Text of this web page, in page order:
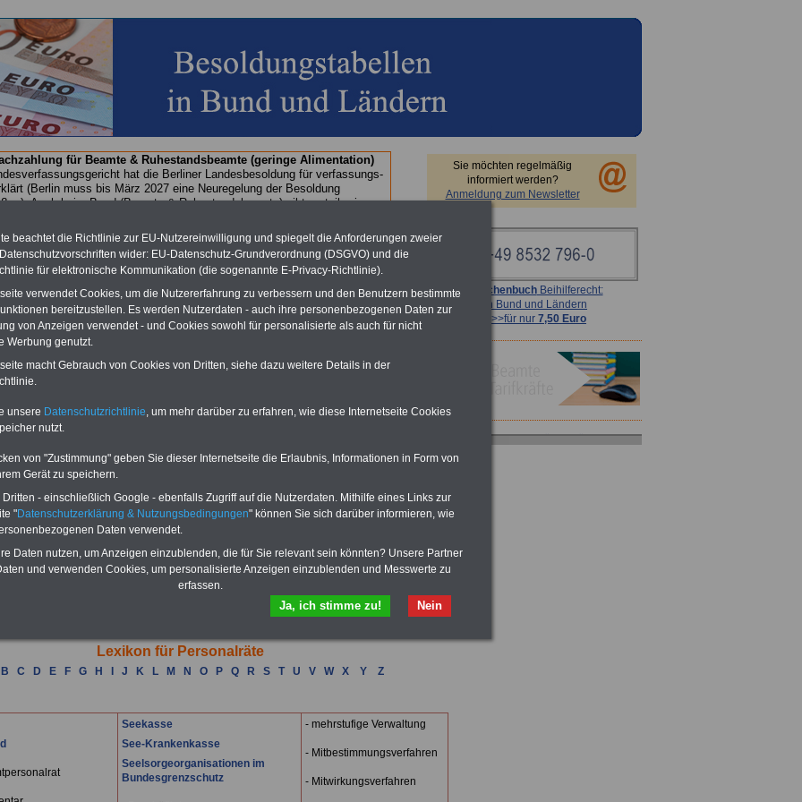
für Beamte & Ruhestandsbeamte (geringe Alimentation)
hat die Berliner Landesbesoldung für verfassungs-
(Berlin muss bis März 2027 eine Neuregelung der Besoldung
Auch beim Bund (Beamte & Ruhestandsbeamte) gibt es teilweise
mind. 3.000 und 13.000 Euro, Der INFO-SERVICE gibt hierzu eine
heraus, die unmittelbar nach dem Beschluss des Gesetzentwurfs der
vorgelegt wird (wahrscheinlich im Quartal.2026 >>>
zur
der Broschüre.
Personalräte - Buchstabe S
mit Textlink:Diesen Platz können Sie mieten! Schon für 250 Euro
einen Textlink mit 150 Zeichen oder einen Banner für drei Monate
dasFormular ausfüllenoder eineE-Mail schreiben
in Personalvertretungen erwartet man in besonderer Weise, dass sie
Auskünfte erteilen. Hierzu ist es für jeden Personalrat unabdingbar notwendig,
und gut informiert zu sein.
Bücher zu folgenden Themengruppen:
für das Arbeits- und Betriebsverfassungsrecht
>>>weiter
>>>weiter
Lexikon für Personalräte
B C D E F G H J K L M N O P Q R S T U V W X Y Z
Seekasse
See-Krankenkasse
Seelsorgeorganisationen im
Bundesgrenzschutz
- mehrstufige Verwaltung
- Mitbestimmungsverfahren
- Mitwirkungsverfahren
Sie möchten regelmäßig
informiert werden?
Anmeldung zum Newsletter
TaschenbuchBeihilferecht:
in Bund und Ländern
>>>für nur 7,50 Euro
Tarifrecht für den öffentlichen
beachtet die Richtlinie zur EU-Nutzereinwilligung und spiegelt die Anforderungen zweier
wider: EU-Datenschutz-Grundverordnung (DSGVO) und die
für elektronische Kommunikation (die sogenannte E-Privacy-Richtlinie).
verwendet Cookies, um die Nutzererfahrung zu verbessern und den Benutzern bestimmte
bereitzustellen. Es werden Nutzerdaten - auch ihre personenbezogenen Daten zur
von Anzeigen verwendet - und Cookies sowohl für personalisierte als auch für nicht
Werbung genutzt.
macht Gebrauch von Cookies von Dritten, siehe dazu weitere Details in der
unsere Datenschutzrichtlinie, um mehr darüber zu erfahren, wie diese Internetseite Cookies
nutzt.
von "Zustimmung" geben Sie dieser Internetseite die Erlaubnis, Informationen in Form von
Gerät zu speichern.
- einschließlich Google - ebenfalls Zugriff auf die Nutzerdaten. Mithilfe eines Links zur
"Datenschutzerklärung & Nutzungsbedingungen" können Sie sich darüber informieren, wie
Daten verwendet.
Daten nutzen, um Anzeigen einzublenden, die für Sie relevant sein könnten? Unsere Partner
und verwenden Cookies, um personalisierte Anzeigen einzublenden und Messwerte zu
erfassen.
Nein
Ja, ich stimme zu!